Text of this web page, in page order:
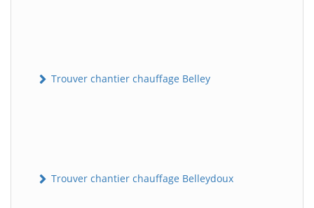
Trouver chantier chauffage Belley
Trouver chantier chauffage Belleydoux